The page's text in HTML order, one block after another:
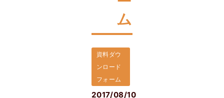
ム
資料ダウ
ンロード
フォーム
2017/08/10